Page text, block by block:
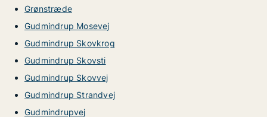
Grønstræde
Gudmindrup Mosevej
Gudmindrup Skovkrog
Gudmindrup Skovsti
Gudmindrup Skovvej
Gudmindrup Strandvej
Gudmindrupvej